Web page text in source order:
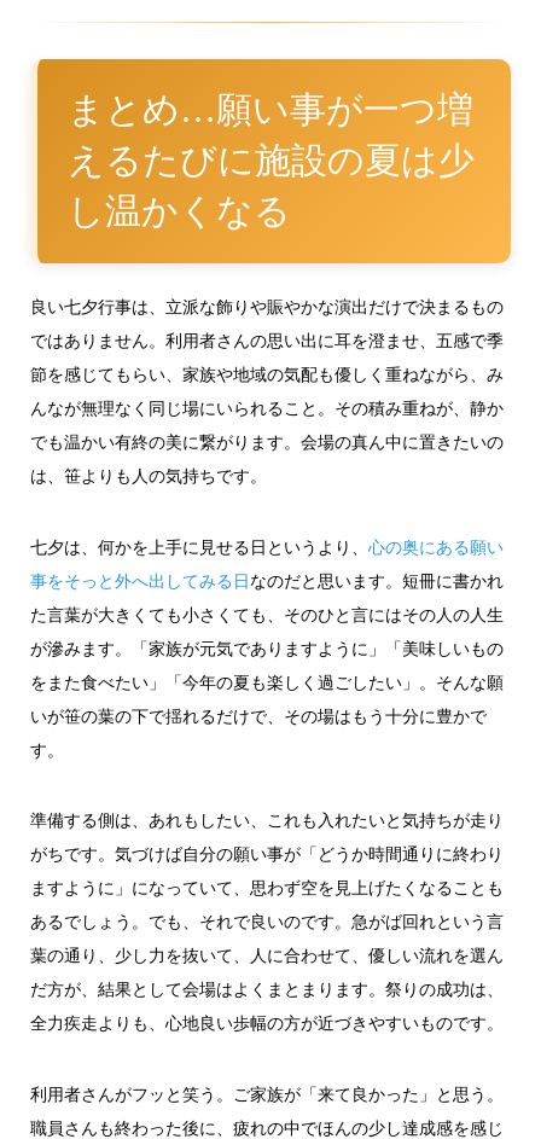
まとめ…願い事が一つ増
えるたびに施設の夏は少
し温かくなる
良い七夕行事は、立派な飾りや賑やかな演出だけで決まるもの
ではありません。利用者さんの思い出に耳を澄ませ、五感で季
節を感じてもらい、家族や地域の気配も優しく重ねながら、み
んなが無理なく同じ場にいられること。その積み重ねが、静か
でも温かい有終の美に繋がります。会場の真ん中に置きたいの
は、笹よりも人の気持ちです。
七夕は、何かを上手に見せる日というより、 心の奥にある願い
事をそっと外へ出してみる日なのだと思います。短冊に書かれ
た言葉が大きくても小さくても、そのひと言にはその人の人生
が滲みます。「家族が元気でありますように」「美味しいもの
をまた食べたい」「今年の夏も楽しく過ごしたい」。そんな願
いが笹の葉の下で揺れるだけで、その場はもう十分に豊かで
す。
準備する側は、あれもしたい、これも入れたいと気持ちが走り
がちです。気づけば自分の願い事が「どうか時間通りに終わり
ますように」になっていて、思わず空を見上げたくなることも
あるでしょう。でも、それで良いのです。急がば回れという言
葉の通り、少し力を抜いて、人に合わせて、優しい流れを選ん
だ方が、結果として会場はよくまとまります。祭りの成功は、
全力疾走よりも、心地良い歩幅の方が近づきやすいものです。
利用者さんがフッと笑う。ご家族が「来て良かった」と思う。
職員さんも終わった後に、疲れの中でほんの少し達成感を感じ